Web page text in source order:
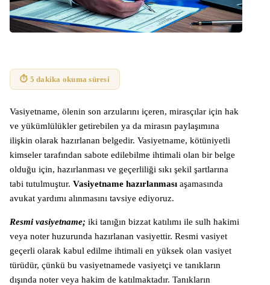
⏱ 5 dakika okuma süresi
Vasiyetname, ölenin son arzularını içeren, mirasçılar için hak
ve yükümlülükler getirebilen ya da mirasın paylaşımına
ilişkin olarak hazırlanan belgedir. Vasiyetname, kötüniyetli
kimseler tarafından sabote edilebilme ihtimali olan bir belge
olduğu için, hazırlanması ve geçerliliği sıkı şekil şartlarına
tabi tutulmuştur. Vasiyetname hazırlanması aşamasında
avukat yardımı alınmasını tavsiye ediyoruz.
Resmi vasiyetname; iki tanığın bizzat katılımı ile sulh hakimi
veya noter huzurunda hazırlanan vasiyettir. Resmi vasiyet
geçerli olarak kabul edilme ihtimali en yüksek olan vasiyet
türüdür, çünkü bu vasiyetnamede vasiyetçi ve tanıkların
dışında noter veya hakim de katılmaktadır. Tanıkların